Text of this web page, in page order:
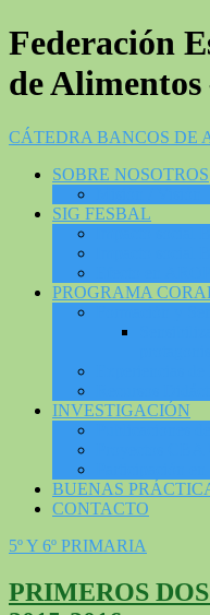
Federación
de
CÁTEDRA BANCOS DE
SOBRE NOSOTROS
SIG FESBAL
PROGRAMA
INVESTIGACIÓN
BUENAS
CONTACTO
5º Y 6º PRIMARIA
PRIMEROS